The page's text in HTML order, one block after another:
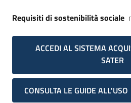
Requisiti di sostenibilità sociale
ACCEDI AL SISTEMA
SATER
CONSULTA LE GUIDE ALL'USO